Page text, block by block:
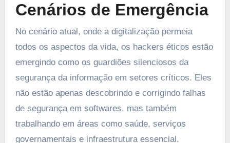
Cenários de Emergência
No cenário atual, onde a digitalização permeia
todos os aspectos da vida, os hackers éticos estão
emergindo como os guardiões silenciosos da
segurança da informação em setores críticos. Eles
não estão apenas descobrindo e corrigindo falhas
de segurança em softwares, mas também
trabalhando em áreas como saúde, serviços
governamentais e infraestrutura essencial.